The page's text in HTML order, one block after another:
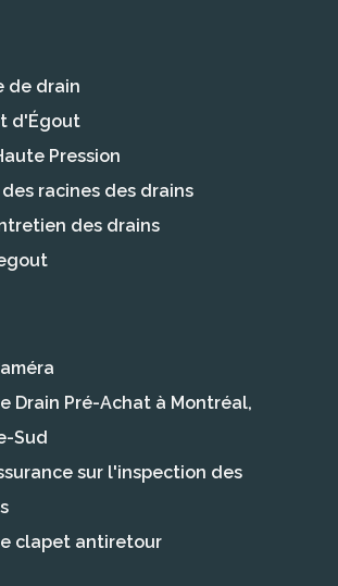
de drain
d'Égout
Pression
racines des drains
des drains
Drain Pré-Achat à Montréal,
Sud
sur l'inspection des
clapet antiretour